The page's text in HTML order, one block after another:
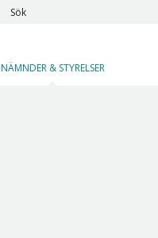
Sök
NÄMNDER & STYRELSER